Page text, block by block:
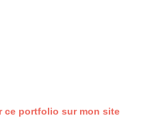
ce portfolio sur mon site